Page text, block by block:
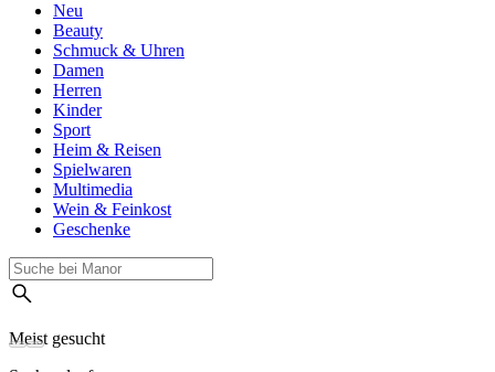
Neu
Beauty
Schmuck & Uhren
Damen
Herren
Kinder
Sport
Heim & Reisen
Spielwaren
Multimedia
Wein & Feinkost
Geschenke
Meist gesucht